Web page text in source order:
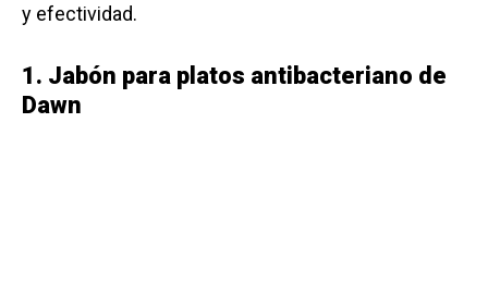
y efectividad.
1. Jabón para platos antibacteriano de
Dawn